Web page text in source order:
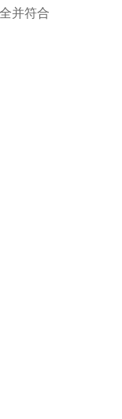
并符合